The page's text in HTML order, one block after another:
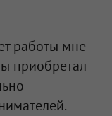
работы мне
приобретал